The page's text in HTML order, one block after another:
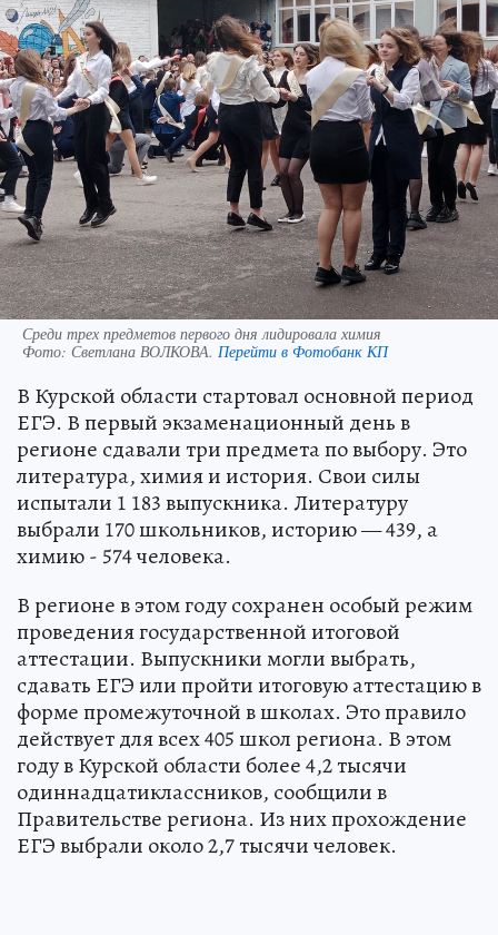
Среди трех предметов первого дня лидировала химия
Фото: Светлана ВОЛКОВА. Перейти в Фотобанк КП
В Курской области стартовал основной период
ЕГЭ. В первый экзаменационный день в
регионе сдавали три предмета по выбору. Это
литература, химия и история. Свои силы
испытали 1 183 выпускника. Литературу
выбрали 170 школьников, историю — 439, а
химию - 574 человека.
В регионе в этом году сохранен особый режим
проведения государственной итоговой
аттестации. Выпускники могли выбрать,
сдавать ЕГЭ или пройти итоговую аттестацию в
форме промежуточной в школах. Это правило
действует для всех 405 школ региона. В этом
году в Курской области более 4,2 тысячи
одиннадцатиклассников, сообщили в
Правительстве региона. Из них прохождение
ЕГЭ выбрали около 2,7 тысячи человек.